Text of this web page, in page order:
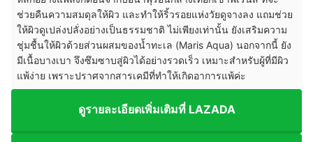
ช่วยคืนความสมดุลให้ผิว และทำให้ริ้วรอยแห่งวัยดูจางลง แถมช่วย
ให้ผิวดูเปล่งปลั่งอย่างเป็นธรรมชาติ ไม่เพียงเท่านั้น ยังเสริมความ
ชุ่มชื้นให้ผิวด้วยส่วนผสมของน้ำทะเล (Maris Aqua) นอกจากนี้ ยัง
มีเนื้อบางเบา จึงซึมซาบสู่ผิวได้อย่างรวดเร็ว เหมาะสำหรับผู้ที่มีผิว
แพ้ง่าย เพราะปราศจากสารเคมีที่ทำให้เกิดอาการแพ้ค่ะ
ดูรายละเอียดเพิ่มเติมที่ LAZADA